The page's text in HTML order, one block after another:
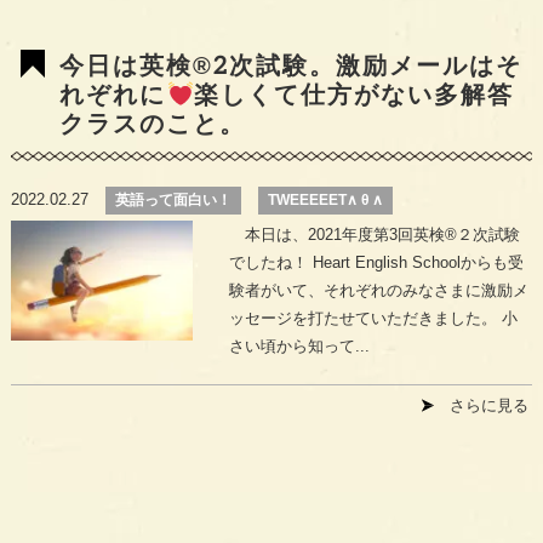
今日は英検®︎2次試験。激励メールはそ
れぞれに
楽しくて仕方がない多解答
クラスのこと。
2022.02.27 英語って面白い！ TWEEEEET∧ θ ∧
本日は、2021年度第3回英検®︎２次試験
でしたね！ Heart English Schoolからも受
験者がいて、それぞれのみなさまに激励メ
ッセージを打たせていただきました。 小
さい頃から知って...
さらに見る